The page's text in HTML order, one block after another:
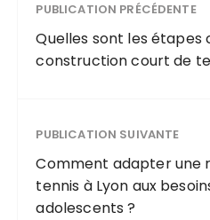
PUBLICATION PRÉCÉDENTE
Quelles sont les étapes
construction court de
PUBLICATION SUIVANTE
Comment adapter une
tennis à Lyon aux
adolescents ?